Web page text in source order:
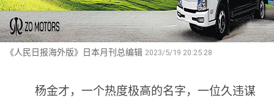
无人机行业协会会长杨金才
蒋丰 专访 华人菁英
《人民日报海外版》日本月刊总编辑 2023/5/19 20:25:28
杨金才，一个热度极高的名字，一位久违谋